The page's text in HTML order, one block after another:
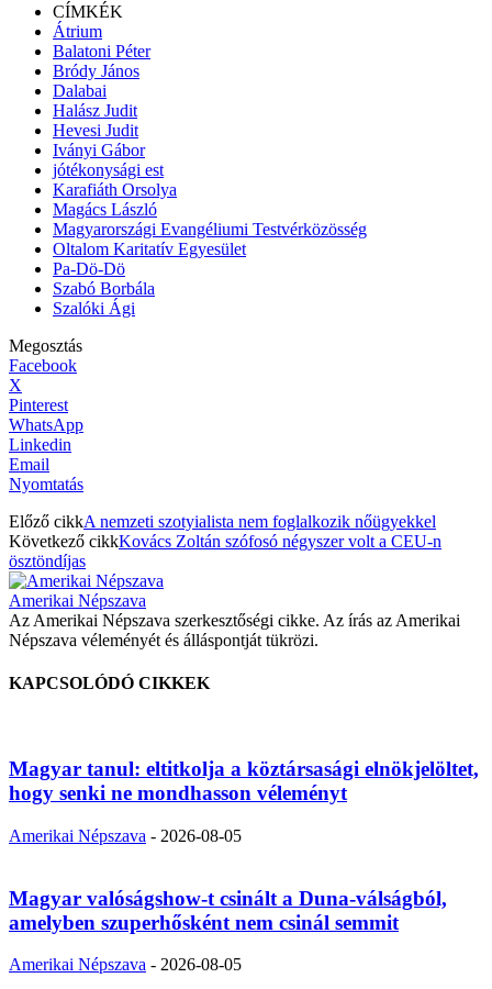
CÍMKÉK
Átrium
Balatoni Péter
Bródy János
Dalabai
Halász Judit
Hevesi Judit
Iványi Gábor
jótékonysági est
Karafiáth Orsolya
Magács László
Magyarországi Evangéliumi Testvérközösség
Oltalom Karitatív Egyesület
Pa-Dö-Dö
Szabó Borbála
Szalóki Ági
Megosztás
Facebook
X
Pinterest
WhatsApp
Linkedin
Email
Nyomtatás
Előző cikkA nemzeti szotyialista nem foglalkozik nőügyekkel
Következő cikkKovács Zoltán szófosó négyszer volt a CEU-n
ösztöndíjas
Amerikai Népszava
Az Amerikai Népszava szerkesztőségi cikke. Az írás az Amerikai
Népszava véleményét és álláspontját tükrözi.
KAPCSOLÓDÓ CIKKEK
Magyar tanul: eltitkolja a köztársasági elnökjelöltet,
hogy senki ne mondhasson véleményt
Amerikai Népszava - 2026-08-05
Magyar valóságshow-t csinált a Duna-válságból,
amelyben szuperhősként nem csinál semmit
Amerikai Népszava - 2026-08-05